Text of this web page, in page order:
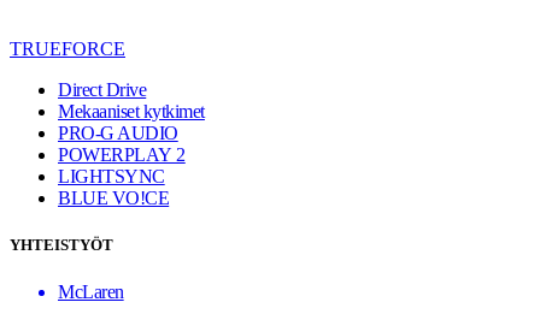
TRUEFORCE
Direct Drive
Mekaaniset kytkimet
PRO-G AUDIO
POWERPLAY 2
LIGHTSYNC
BLUE VO!CE
YHTEISTYÖT
McLaren